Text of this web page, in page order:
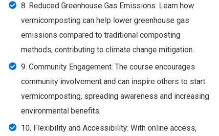
8. Reduced Greenhouse Gas Emissions: Learn how
vermicomposting can help lower greenhouse gas
emissions compared to traditional composting
methods, contributing to climate change mitigation.
9. Community Engagement: The course encourages
community involvement and can inspire others to start
vermicomposting, spreading awareness and increasing
environmental benefits.
10. Flexibility and Accessibility: With online access,